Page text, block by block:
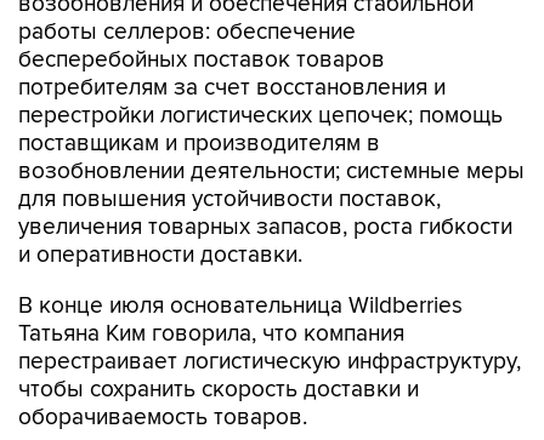
работы селлеров: обеспечение
бесперебойных поставок товаров
потребителям за счет восстановления и
перестройки логистических цепочек; помощь
поставщикам и производителям в
возобновлении деятельности; системные меры
для повышения устойчивости поставок,
увеличения товарных запасов, роста гибкости
и оперативности доставки.
В конце июля основательница Wildberries
Татьяна Ким говорила, что компания
перестраивает логистическую инфраструктуру,
чтобы сохранить скорость доставки и
оборачиваемость товаров.